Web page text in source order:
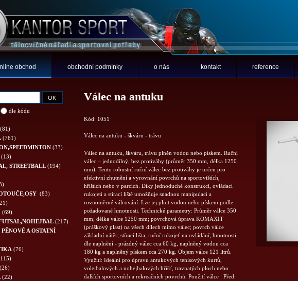
obchod obchodní podmínky o nás kontakt reference
dle kódu
(81)
(761)
(33)
(13)
STREETBALL (194)
(83)
(69)
(217)
A OSTATNÍ
(76)
(26)
(22)
Válec na antuku
Kód: 1051
Válec na antuku - škváru - trávu
Válec na antuku, škváru, trávu plněn vodou nebo pískem. Ruční
válec – jednodílný, bez protiváhy (průměr 350 mm, délka 1250
mm). Tento robustní ruční válec bez protiváhy je určen pro
efektivní zhutnění a vyrovnání povrchů na sportovištích,
hřištích nebo v parcích. Díky jednoduché konstrukci, ovládací
rukojeti a stírací liště umožňuje snadnou manipulaci a
rovnoměrné válcování. Lze jej plnit vodou nebo pískem podle
požadované hmotnosti. Technické parametry: Průměr válce 350
mm; délka válce 1250 mm; povrchová úprava KOMAXIT
(práškový plast) na všech dílech mimo válec; povrch válce
základní nátěr; stírací lišta; ruční rukojeť na ovládání; hmotnosti
dle naplnění - prázdný válec cca 60 kg, naplněný vodou cca
180 kg a naplněný pískem cca 270 kg. Objem válce 121 litrů.
Využití: Ideální pro úpravu antukových tenisových kurtů,
volejbalových a nohejbalových hřišť, travnatých ploch nebo
dalších sportovních a rekreačních povrchů. Použití válce : Před